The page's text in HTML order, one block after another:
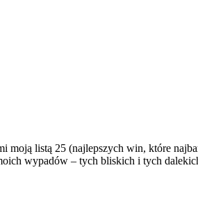
moją listą 25 (najlepszych win, które
wypadów – tych bliskich i tych